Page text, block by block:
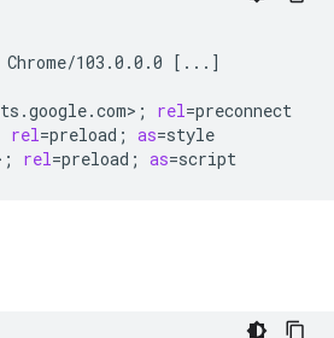
Chrome/103.0.0.0 [ ... ]
; rel=preconnect
rel=preload ; as=style
; rel=preload ; as=